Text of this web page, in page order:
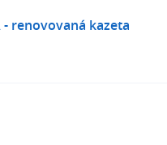
- renovovaná kazeta